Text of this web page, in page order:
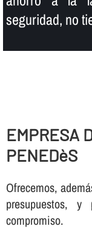
seguridad, no
EMPRESA
PENEDèS
Ofrecemos,
presupuestos,
compromiso.